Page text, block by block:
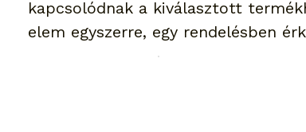
kapcsolódnak a kiválasztott
elem egyszerre, egy rendelésben